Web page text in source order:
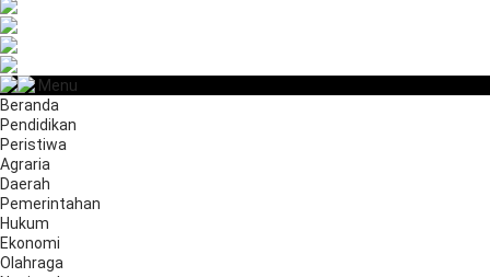
Menu
Beranda
Pendidikan
Peristiwa
Agraria
Daerah
Pemerintahan
Hukum
Ekonomi
Olahraga